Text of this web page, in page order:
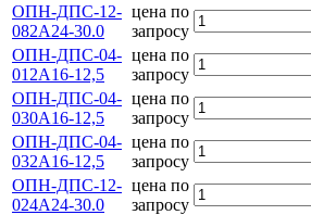
ОПН-ДПС-12-
082А24-30.0
цена по
запросу
ОПН-ДПС-04-
012А16-12,5
цена по
запросу
ОПН-ДПС-04-
030А16-12,5
цена по
запросу
ОПН-ДПС-04-
032А16-12,5
цена по
запросу
ОПН-ДПС-12-
024А24-30.0
цена по
запросу